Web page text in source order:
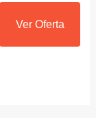
Ver Oferta